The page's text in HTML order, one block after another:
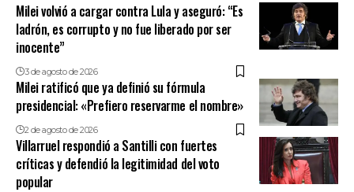
Milei volvió a cargar contra Lula y aseguró: “Es
ladrón, es corrupto y no fue liberado por ser
inocente”
3 de agosto de 2026
Milei ratificó que ya definió su fórmula
presidencial: «Prefiero reservarme el nombre»
2 de agosto de 2026
Villarruel respondió a Santilli con fuertes
críticas y defendió la legitimidad del voto
popular